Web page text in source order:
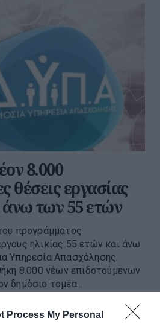
Process My Personal
8.000
θέσεις εργασίας
άνω των 55 ετών
προγράμματος
ηλικίας 55 ετών και άνω
Υπηρεσία Απασχόλησης
8.000 νέων επιδοτούμενων
δημόσιο τομέα...